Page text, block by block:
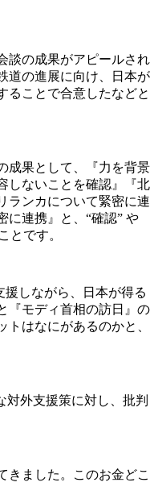
談の成果がアピールされ
道の進展に向け、日本が
ることで合意したなどと
成果として、『力を背景
しないことを確認』『北
ランカについて緊密に連
に連携』と、“確認” や
とです。
しながら、日本が得る
『モディ首相の訪日』の
はなにがあるのかと、
外支援策に対し、批判
きました。このお金どこ